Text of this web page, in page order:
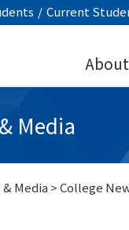
/ Current
Media
Media >College